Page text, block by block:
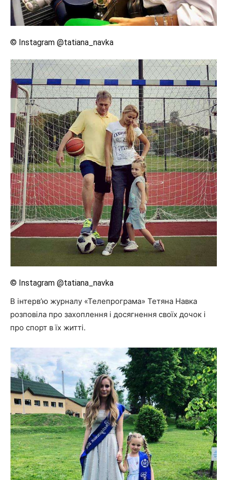
© Instagram @tatiana_navka
© Instagram @tatiana_navka
В інтерв’ю журналу «Телепрограма» Тетяна Навка
розповіла про захоплення і досягнення своїх дочок і
про спорт в їх житті.